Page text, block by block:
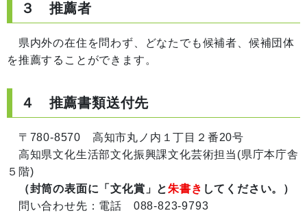
３ 推薦者
県内外の在住を問わず、どなたでも候補者、候補団体
を推薦することができます。
４ 推薦書類送付先
〒780-8570 高知市丸ノ内１丁目２番20号
高知県文化生活部文化振興課文化芸術担当(県庁本庁舎
５階)
（封筒の表面に「文化賞」と朱書き してください。）
問い合わせ先：電話 088-823-9793